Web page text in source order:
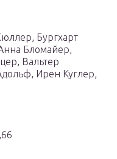
Бургхарт
Бломайер,
Вальтер
Ирен Куглер,